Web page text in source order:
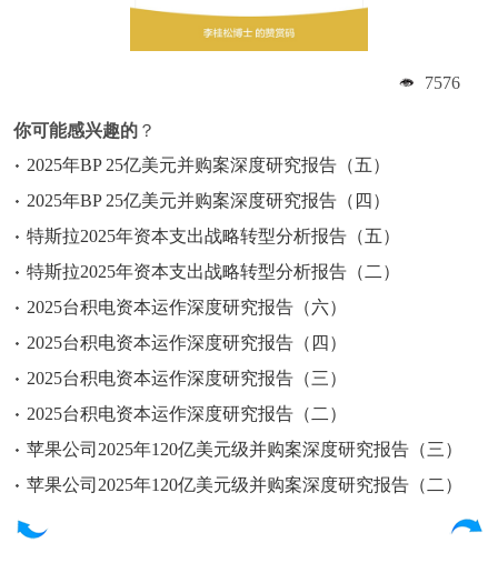
7576
你可能感兴趣的 ？
2025年BP 25亿美元并购案深度研究报告（五）
2025年BP 25亿美元并购案深度研究报告（四）
特斯拉2025年资本支出战略转型分析报告（五）
特斯拉2025年资本支出战略转型分析报告（二）
2025台积电资本运作深度研究报告（六）
2025台积电资本运作深度研究报告（四）
2025台积电资本运作深度研究报告（三）
2025台积电资本运作深度研究报告（二）
苹果公司2025年120亿美元级并购案深度研究报告（三）
苹果公司2025年120亿美元级并购案深度研究报告（二）